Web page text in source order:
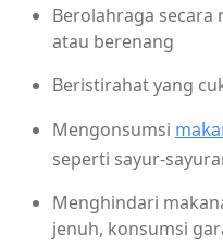
Berolahraga
atau berenang
Beristirahat yang
Mengonsumsi
seperti sayur-
Menghindari
jenuh, konsumsi